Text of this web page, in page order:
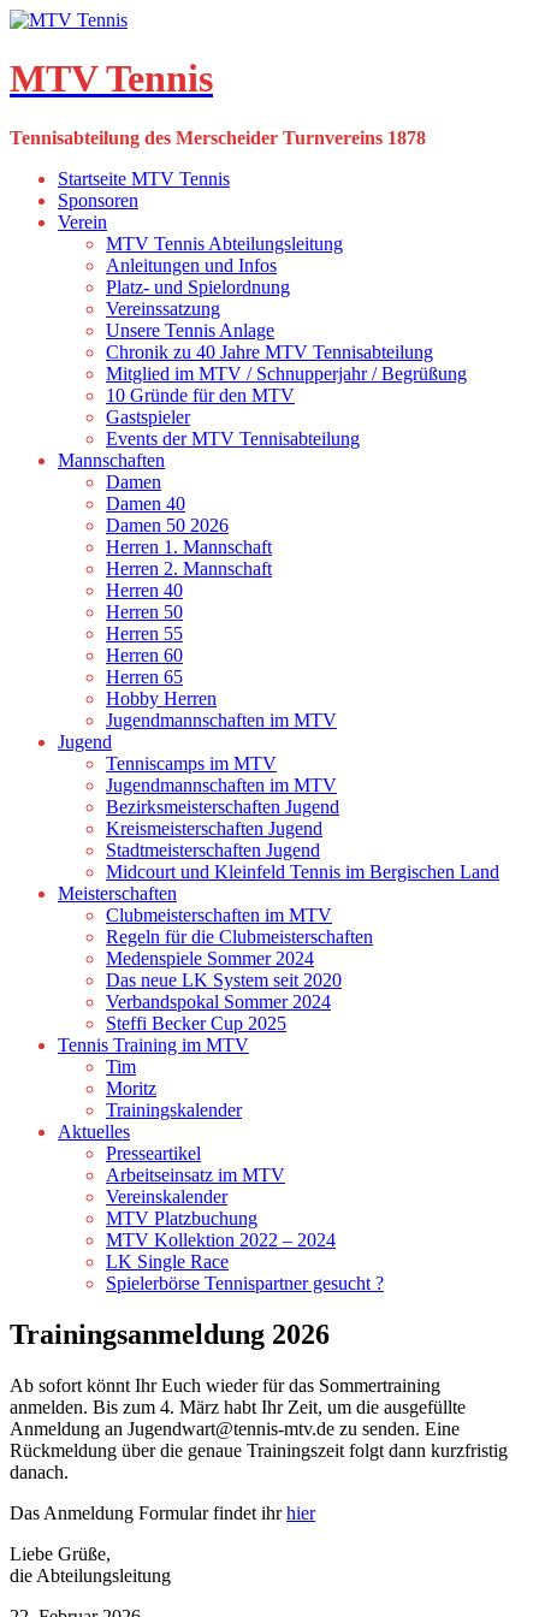
Skip
content
MTV Tennis
Tennisabteilung des Merscheider Turnvereins 1878
Startseite MTV Tennis
Sponsoren
Verein
MTV Tennis Abteilungsleitung
Anleitungen und Infos
Platz- und Spielordnung
Vereinssatzung
Unsere Tennis Anlage
Chronik zu 40 Jahre MTV Tennisabteilung
Mitglied im MTV / Schnupperjahr / Begrüßung
10 Gründe für den MTV
Gastspieler
Events der MTV Tennisabteilung
Mannschaften
Damen
Damen 40
Damen 50 2026
Herren 1. Mannschaft
Herren 2. Mannschaft
Herren 40
Herren 50
Herren 55
Herren 60
Herren 65
Hobby Herren
Jugendmannschaften im MTV
Jugend
Tenniscamps im MTV
Jugendmannschaften im MTV
Bezirksmeisterschaften Jugend
Kreismeisterschaften Jugend
Stadtmeisterschaften Jugend
Midcourt und Kleinfeld Tennis im Bergischen Land
Meisterschaften
Clubmeisterschaften im MTV
Regeln für die Clubmeisterschaften
Medenspiele Sommer 2024
Das neue LK System seit 2020
Verbandspokal Sommer 2024
Steffi Becker Cup 2025
Tennis Training im MTV
Tim
Moritz
Trainingskalender
Aktuelles
Presseartikel
Arbeitseinsatz im MTV
Vereinskalender
MTV Platzbuchung
MTV Kollektion 2022 – 2024
LK Single Race
Spielerbörse Tennispartner gesucht ?
Trainingsanmeldung 2026
Ab sofort könnt Ihr Euch wieder für das Sommertraining
anmelden. Bis zum 4. März habt Ihr Zeit, um die ausgefüllte
Anmeldung an Jugendwart@tennis-mtv.de zu senden. Eine
Rückmeldung über die genaue Trainingszeit folgt dann kurzfristig
danach.
Das Anmeldung Formular findet ihrhier
Liebe Grüße,
die Abteilungsleitung